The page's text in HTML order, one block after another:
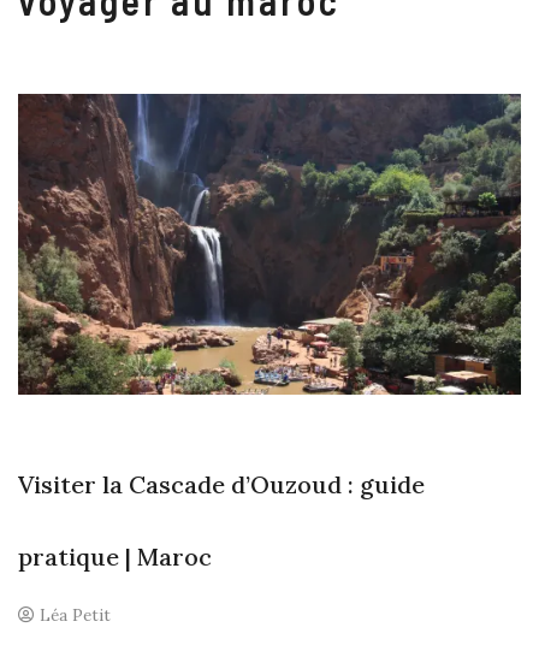
Visiter la Cascade d’Ouzoud : guide
pratique | Maroc
Léa Petit